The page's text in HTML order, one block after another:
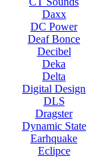
Daxx
DC Power
Deaf Bonce
Decibel
Deka
Delta
Digital Design
DLS
Dragster
Dynamic State
Earhquake
Eclipce